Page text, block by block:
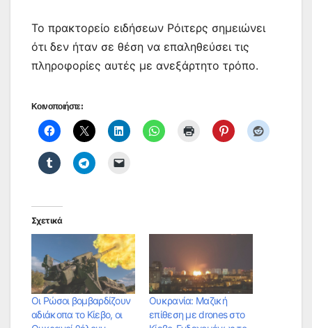
Το πρακτορείο ειδήσεων Ρόιτερς σημειώνει
ότι δεν ήταν σε θέση να επαληθεύσει τις
πληροφορίες αυτές με ανεξάρτητο τρόπο.
Κοινοποιήστε:
Σχετικά
Οι Ρώσοι βομβαρδίζουν
αδιάκοπα το Κίεβο, οι
Ουκρανία: Μαζική
επίθεση με drones στο